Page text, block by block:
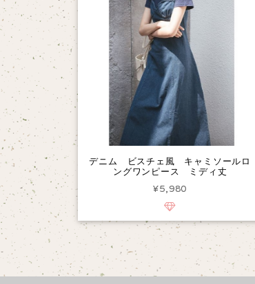
デニム ビスチェ風 キャミソールロ
ングワンピース ミディ丈
¥5,980